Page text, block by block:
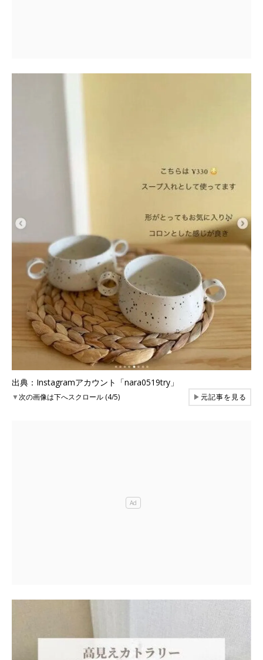
出典：Instagramアカウント「nara0519try」
▼次の画像は下へスクロール (4/5) ▶元記事を見る